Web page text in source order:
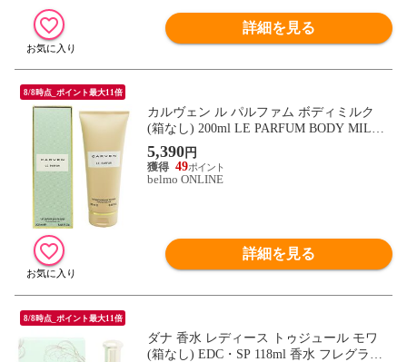
詳細を見る
8/8時点_ポイント最大11倍
カルヴェン ル パルファム ボディミルク
(箱なし) 200ml LE PARFUM BODY MILK C
ARVEN 新品 未使用
5,390円
49
belmo ONLINE
詳細を見る
8/8時点_ポイント最大11倍
ダナ 香水 レディース トゥジュール モワ
(箱なし) EDC・SP 118ml 香水 フレグラン